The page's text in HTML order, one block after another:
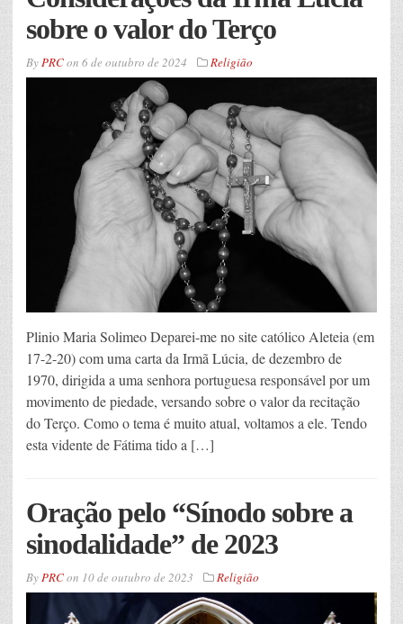
sobre o valor do Terço
ByPRCon 6 de outubro de 2024 Religião
Plinio Maria Solimeo Deparei-me no site católico Aleteia (em
17-2-20) com uma carta da Irmã Lúcia, de dezembro de
1970, dirigida a uma senhora portuguesa responsável por um
movimento de piedade, versando sobre o valor da recitação
do Terço. Como o tema é muito atual, voltamos a ele. Tendo
esta vidente de Fátima tido a […]
Oração pelo “Sínodo sobre a
sinodalidade” de 2023
ByPRCon 10 de outubro de 2023 Religião